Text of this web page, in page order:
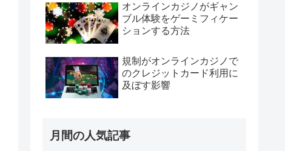
オンラインカジノがギャン
ブル体験をゲーミフィケー
ションする方法
規制がオンラインカジノで
のクレジットカード利用に
及ぼす影響
月間の人気記事